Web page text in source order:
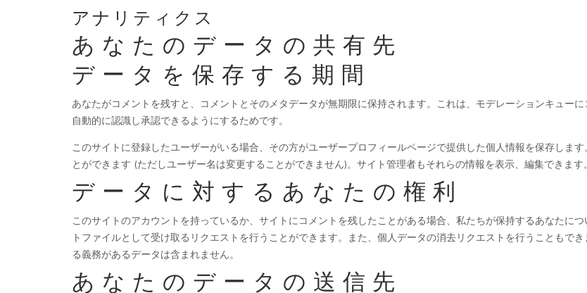
アナリティクス
あなたのデータの共有先
データを保存する期間
あなたがコメントを残すと、コメントとそのメタデータが無期限に保持されます。これは、モデレーションキュー
自動的に認識し承認できるようにするためです。
このサイトに登録したユーザーがいる場合、その方がユーザープロフィールページで提供した個人情報を保存しま
とができます (ただしユーザー名は変更することができません)。サイト管理者もそれらの情報を表示、編集できます。
データに対するあなたの権利
このサイトのアカウントを持っているか、サイトにコメントを残したことがある場合、私たちが保持するあなたに
トファイルとして受け取るリクエストを行うことができます。また、個人データの消去リクエストを行うこともで
る義務があるデータは含まれません。
あなたのデータの送信先